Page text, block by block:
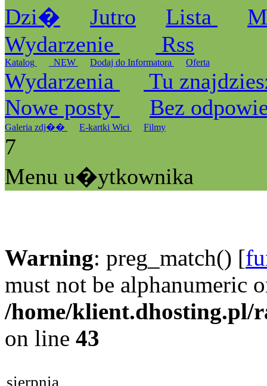
Dzi�
Jutro Lista
Wydarzenie
Rss
Katalog _NEW Dodaj do Informatora Oferta
Wydarzenia
Tu
Nowe posty
Bez
Galeria zdj�� E-kartki Wici Filmy
7
Menu u�ytkownika
Warning: preg_match() [
must not be alphanumeric
/home/klient.dhosting.pl/
on line 43
sierpnia